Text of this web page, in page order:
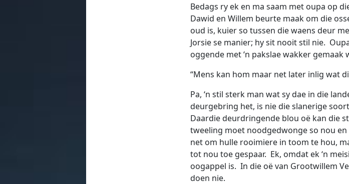
Bedags ry ek en ma saam met oupa op
Dawid en Willem beurte maak om die
oud is, kuier so tussen die waens deur
Jorsie se manier; hy sit nooit stil nie.
oggende met ‘n pakslae wakker
“Mens kan hom maar net later inlig wat
Pa, ‘n stil sterk man wat sy dae in die
deurgebring het, is nie die slanerige
Daardie deurdringende blou oë kan die
tweeling moet noodgedwonge so nou
net om hulle rooimiere in toom te hou,
tot nou toe gespaar. Ek, omdat ek ‘n
oogappel is. In die oë van Grootwillem
doen nie.